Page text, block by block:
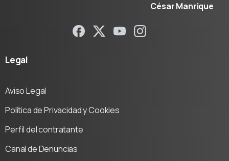
César Manrique
Legal
Aviso Legal
Política de Privacidad y Cookies
Perfil del contratante
Canal de Denuncias